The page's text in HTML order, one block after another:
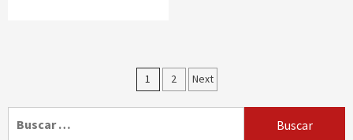
Paginación
de
1 2 Next